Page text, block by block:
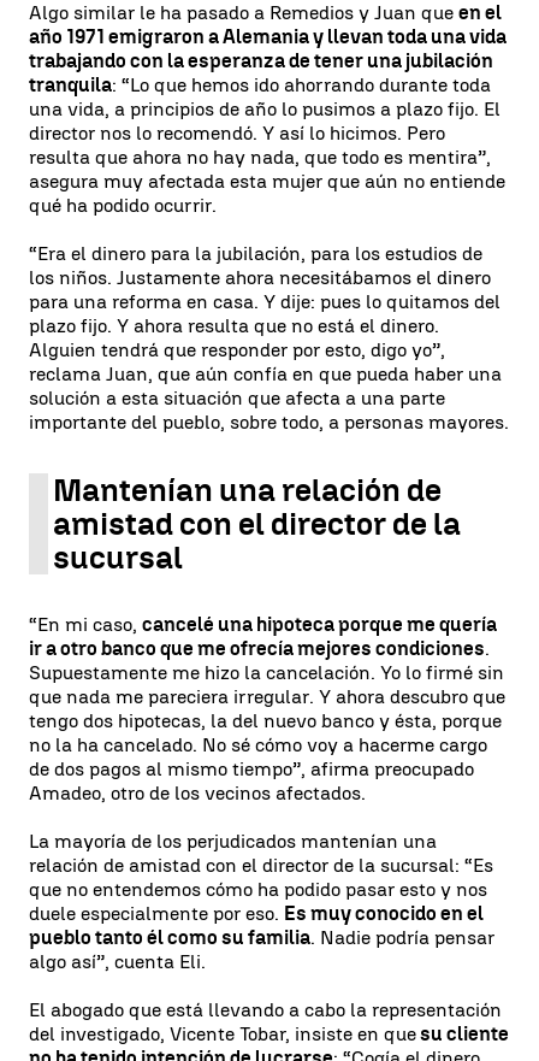
Algo similar le ha pasado a Remedios y Juan que en el
año 1971 emigraron a Alemania y llevan toda una vida
trabajando con la esperanza de tener una jubilación
tranquila: “Lo que hemos ido ahorrando durante toda
una vida, a principios de año lo pusimos a plazo fijo. El
director nos lo recomendó. Y así lo hicimos. Pero
resulta que ahora no hay nada, que todo es mentira”,
asegura muy afectada esta mujer que aún no entiende
qué ha podido ocurrir.
“Era el dinero para la jubilación, para los estudios de
los niños. Justamente ahora necesitábamos el dinero
para una reforma en casa. Y dije: pues lo quitamos del
plazo fijo. Y ahora resulta que no está el dinero.
Alguien tendrá que responder por esto, digo yo”,
reclama Juan, que aún confía en que pueda haber una
solución a esta situación que afecta a una parte
importante del pueblo, sobre todo, a personas mayores.
Mantenían una relación de
amistad con el director de la
sucursal
“En mi caso, cancelé una hipoteca porque me quería
ir a otro banco que me ofrecía mejores condiciones.
Supuestamente me hizo la cancelación. Yo lo firmé sin
que nada me pareciera irregular. Y ahora descubro que
tengo dos hipotecas, la del nuevo banco y ésta, porque
no la ha cancelado. No sé cómo voy a hacerme cargo
de dos pagos al mismo tiempo”, afirma preocupado
Amadeo, otro de los vecinos afectados.
La mayoría de los perjudicados mantenían una
relación de amistad con el director de la sucursal: “Es
que no entendemos cómo ha podido pasar esto y nos
duele especialmente por eso. Es muy conocido en el
pueblo tanto él como su familia. Nadie podría pensar
algo así”, cuenta Eli.
El abogado que está llevando a cabo la representación
del investigado, Vicente Tobar, insiste en quesu cliente